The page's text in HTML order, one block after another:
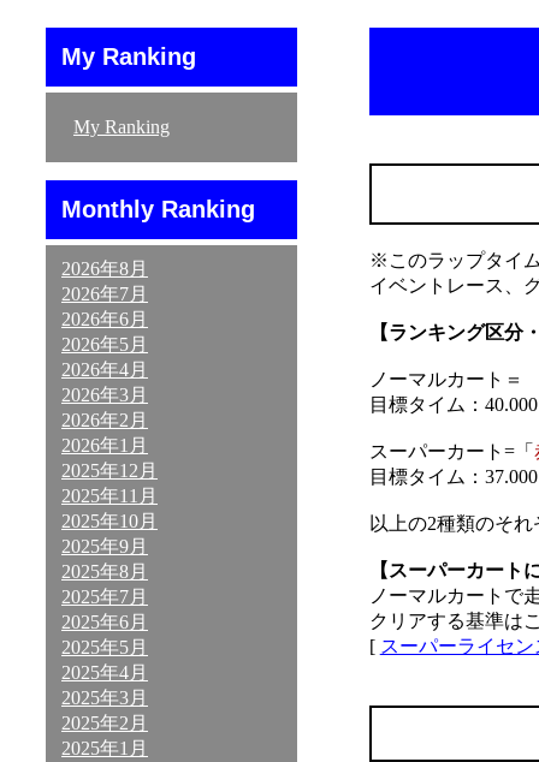
My Ranking
My Ranking
Monthly Ranking
2026年8月
2026年7月
2026年6月
2026年5月
2026年4月
2026年3月
2026年2月
2026年1月
2025年12月
2025年11月
2025年10月
2025年9月
2025年8月
2025年7月
2025年6月
2025年5月
2025年4月
2025年3月
2025年2月
2025年1月
※このラップタイ
イベントレース、
【ランキング区分
ノーマルカート＝
目標タイム：
スーパーカート=「
目標タイム：
以上の2種類のそ
【スーパーカート
ノーマルカートで
クリアする基準は
[ スーパーライセ